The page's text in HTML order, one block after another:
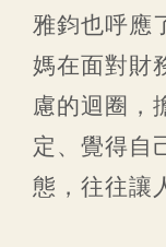
雅鈞也呼應
媽在面對財
慮的迴圈，
定、覺得自
態，往往讓